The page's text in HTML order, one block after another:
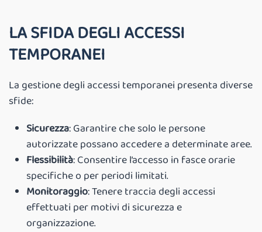
LA SFIDA DEGLI ACCESSI
TEMPORANEI
La gestione degli accessi temporanei presenta diverse
sfide:
Sicurezza: Garantire che solo le persone
autorizzate possano accedere a determinate aree.
Flessibilità: Consentire l’accesso in fasce orarie
specifiche o per periodi limitati.
Monitoraggio: Tenere traccia degli accessi
effettuati per motivi di sicurezza e
organizzazione.